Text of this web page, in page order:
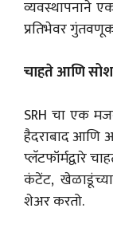
व्यवस्थापनाने
प्रतिभेवर
चाहते आणि
SRH चा एक
हैदराबाद आणि
प्लॅटफॉर्मद्वारे
कंटेंट,
शेअर करतो.